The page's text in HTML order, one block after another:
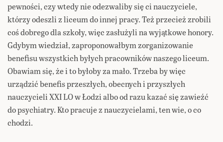
pewności, czy wtedy nie odezwaliby się ci nauczyciele,
którzy odeszli z liceum do innej pracy. Też przecież zrobili
coś dobrego dla szkoły, więc zasłużyli na wyjątkowe honory.
Gdybym wiedział, zaproponowałbym zorganizowanie
benefisu wszystkich byłych pracowników naszego liceum.
Obawiam się, że i to byłoby za mało. Trzeba by więc
urządzić benefis przeszłych, obecnych i przyszłych
nauczycieli XXI LO w Łodzi albo od razu kazać się zawieźć
do psychiatry. Kto pracuje z nauczycielami, ten wie, o co
chodzi.